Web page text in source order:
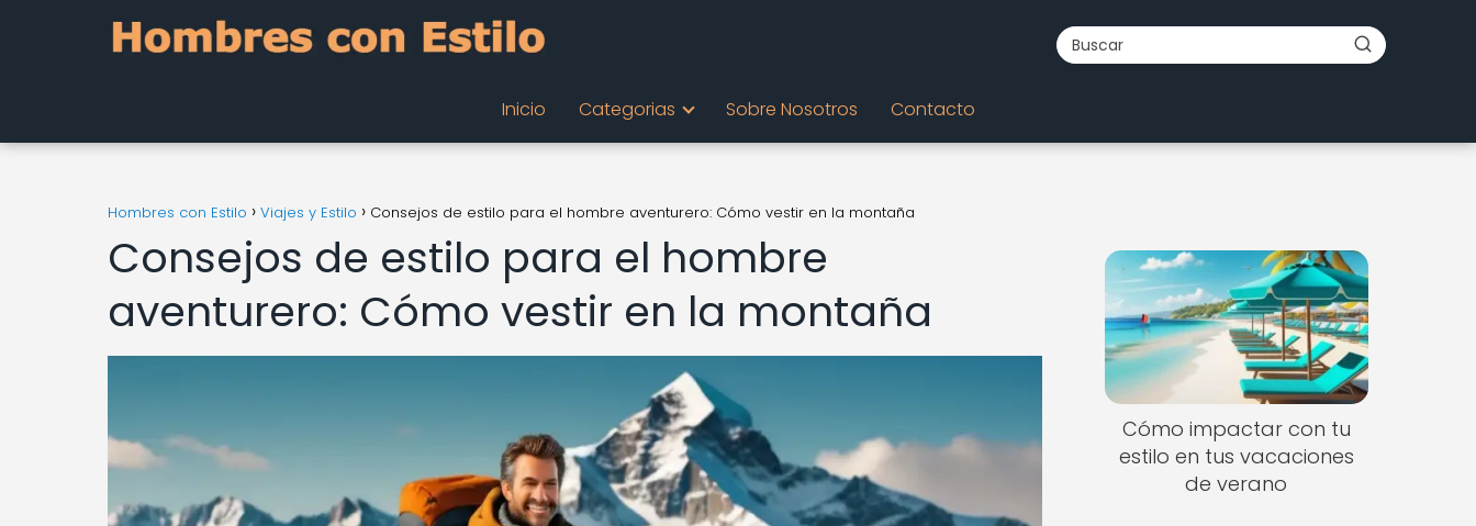
Inicio Categorias Sobre Nosotros Contacto
Hombres con Estilo Viajes y Estilo Consejos de estilo para el hombre aventurero: Cómo vestir en la montaña
Consejos de estilo para el hombre
aventurero: Cómo vestir en la montaña
Cómo impactar con tu
estilo en tus vacaciones
de verano